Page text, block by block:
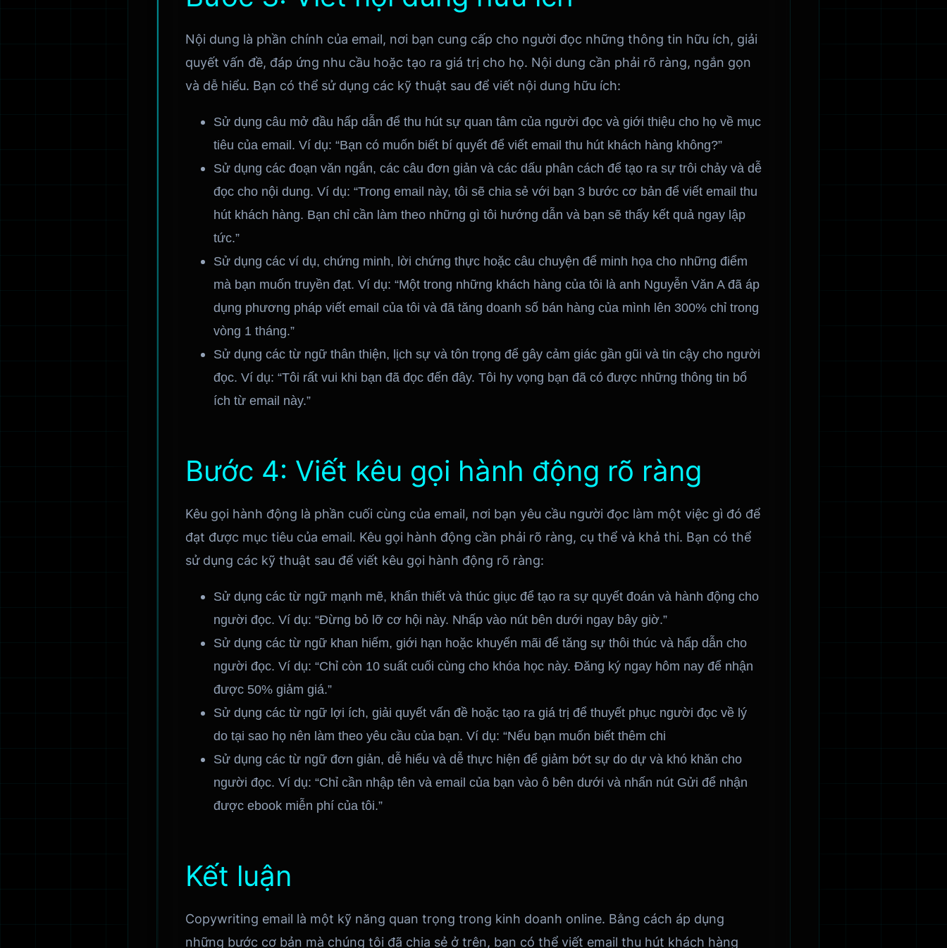
Nội dung là phần chính của email, nơi bạn cung cấp cho người đọc những thông tin hữu ích, giải
quyết vấn đề, đáp ứng nhu cầu hoặc tạo ra giá trị cho họ. Nội dung cần phải rõ ràng, ngắn gọn
và dễ hiểu. Bạn có thể sử dụng các kỹ thuật sau để viết nội dung hữu ích:
Sử dụng câu mở đầu hấp dẫn để thu hút sự quan tâm của người đọc và giới thiệu cho họ về mục
tiêu của email. Ví dụ: “Bạn có muốn biết bí quyết để viết email thu hút khách hàng không?”
Sử dụng các đoạn văn ngắn, các câu đơn giản và các dấu phân cách để tạo ra sự trôi chảy và dễ
đọc cho nội dung. Ví dụ: “Trong email này, tôi sẽ chia sẻ với bạn 3 bước cơ bản để viết email thu
hút khách hàng. Bạn chỉ cần làm theo những gì tôi hướng dẫn và bạn sẽ thấy kết quả ngay lập
tức.”
Sử dụng các ví dụ, chứng minh, lời chứng thực hoặc câu chuyện để minh họa cho những điểm
mà bạn muốn truyền đạt. Ví dụ: “Một trong những khách hàng của tôi là anh Nguyễn Văn A đã áp
dụng phương pháp viết email của tôi và đã tăng doanh số bán hàng của mình lên 300% chỉ trong
vòng 1 tháng.”
Sử dụng các từ ngữ thân thiện, lịch sự và tôn trọng để gây cảm giác gần gũi và tin cậy cho người
đọc. Ví dụ: “Tôi rất vui khi bạn đã đọc đến đây. Tôi hy vọng bạn đã có được những thông tin bổ
ích từ email này.”
Bước 4: Viết kêu gọi hành động rõ ràng
Kêu gọi hành động là phần cuối cùng của email, nơi bạn yêu cầu người đọc làm một việc gì đó để
đạt được mục tiêu của email. Kêu gọi hành động cần phải rõ ràng, cụ thể và khả thi. Bạn có thể
sử dụng các kỹ thuật sau để viết kêu gọi hành động rõ ràng:
Sử dụng các từ ngữ mạnh mẽ, khẩn thiết và thúc giục để tạo ra sự quyết đoán và hành động cho
người đọc. Ví dụ: “Đừng bỏ lỡ cơ hội này. Nhấp vào nút bên dưới ngay bây giờ.”
Sử dụng các từ ngữ khan hiếm, giới hạn hoặc khuyến mãi để tăng sự thôi thúc và hấp dẫn cho
người đọc. Ví dụ: “Chỉ còn 10 suất cuối cùng cho khóa học này. Đăng ký ngay hôm nay để nhận
được 50% giảm giá.”
Sử dụng các từ ngữ lợi ích, giải quyết vấn đề hoặc tạo ra giá trị để thuyết phục người đọc về lý
do tại sao họ nên làm theo yêu cầu của bạn. Ví dụ: “Nếu bạn muốn biết thêm chi
Sử dụng các từ ngữ đơn giản, dễ hiểu và dễ thực hiện để giảm bớt sự do dự và khó khăn cho
người đọc. Ví dụ: “Chỉ cần nhập tên và email của bạn vào ô bên dưới và nhấn nút Gửi để nhận
được ebook miễn phí của tôi.”
Kết luận
Copywriting email là một kỹ năng quan trọng trong kinh doanh online. Bằng cách áp dụng
những bước cơ bản mà chúng tôi đã chia sẻ ở trên, bạn có thể viết email thu hút khách hàng